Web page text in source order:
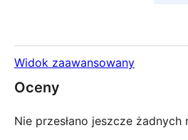
Widok zaawansowany
Oceny
Nie przesłano jeszcze żadnych